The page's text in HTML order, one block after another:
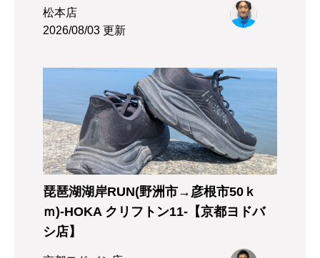
松本店
2026/08/03 更新
琵琶湖湖岸RUN(野洲市→彦根市50ｋ
ｍ)-HOKA クリフトン11-【京都ヨドバ
シ店】